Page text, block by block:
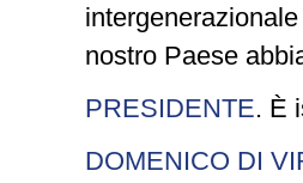
nostro Paese
PRESIDENTE. È
DOMENICO DI